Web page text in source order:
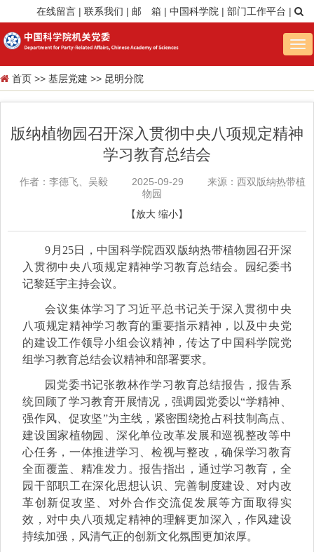
在线留言 | 联系我们 | 邮 箱 | 中国科学院 | 部门工作平台 |
首页 >> 基层党建 >> 昆明分院
版纳植物园召开深入贯彻中央八项规定精神
学习教育总结会
作者：李德飞、吴毅 2025-09-29
来源：西双版纳热带植
物园
【放大 缩小】
9月25日，中国科学院西双版纳热带植物园召开深
入贯彻中央八项规定精神学习教育总结会。园纪委书
记黎廷宇主持会议。
会议集体学习了习近平总书记关于深入贯彻中央
八项规定精神学习教育的重要指示精神，以及中央党
的建设工作领导小组会议精神，传达了中国科学院党
组学习教育总结会议精神和部署要求。
园党委书记张教林作学习教育总结报告，报告系
统回顾了学习教育开展情况，强调园党委以“学精神、
强作风、促攻坚”为主线，紧密围绕抢占科技制高点、
建设国家植物园、深化单位改革发展和巡视整改等中
心任务，一体推进学习、检视与整改，确保学习教育
全面覆盖、精准发力。报告指出，通过学习教育，全
园干部职工在深化思想认识、完善制度建设、对内改
革创新促攻坚、对外合作交流促发展等方面取得实
效，对中央八项规定精神的理解更加深入，作风建设
持续加强，风清气正的创新文化氛围更加浓厚。